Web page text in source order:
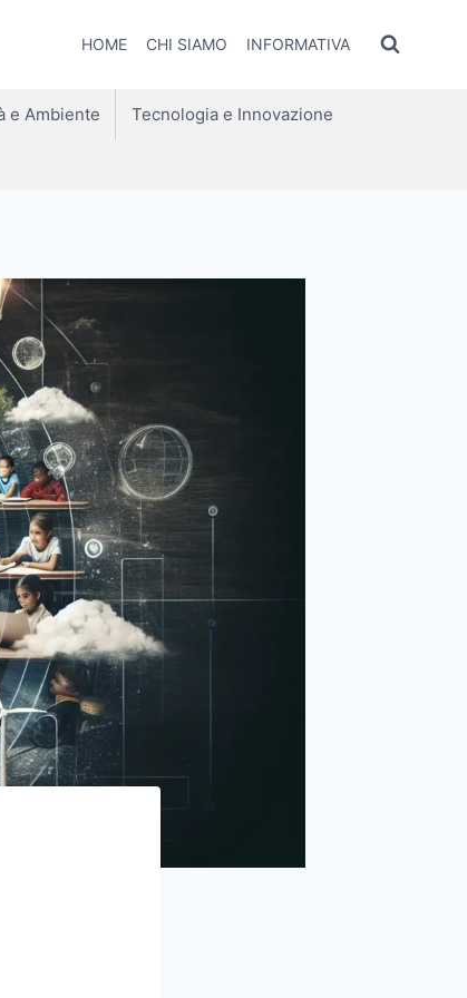
HOME CHI SIAMO INFORMATIVA
e Ambiente Tecnologia e Innovazione